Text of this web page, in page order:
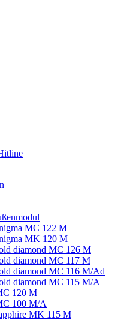
MC 122 M
MK 120 M
diamond MC 126 M
diamond MC 117 M
diamond MC 116 M/Ad
diamond MC 115 M/A
120 M
100 M/A
MK 115 M